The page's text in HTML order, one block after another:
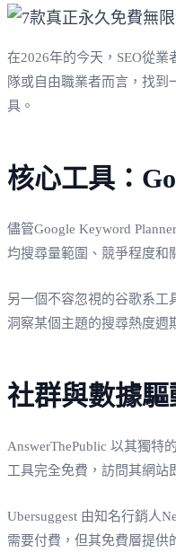
在2026年的今天，SEO從
隊或自由職業者而言，找到
具。
核心工具：
儘管Google Keyword
均搜尋量範圍、競爭程度和
另一個不容忽視的谷歌系工
洞察某個主題的搜尋熱度週
社群與數據
AnswerThePublic 以其獨特
工具完全免費，訪問其網站
Ubersuggest 由知名行銷人
需要付費，但其免費層提供